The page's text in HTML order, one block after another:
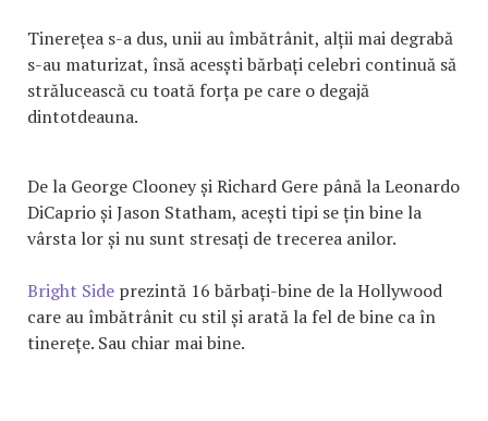
Tinerețea s-a dus, unii au îmbătrânit, alții mai degrabă
s-au maturizat, însă acesști bărbați celebri continuă să
strălucească cu toată forța pe care o degajă
dintotdeauna.
De la George Clooney și Richard Gere până la Leonardo
DiCaprio și Jason Statham, acești tipi se țin bine la
vârsta lor și nu sunt stresați de trecerea anilor.
Bright Side prezintă 16 bărbați-bine de la Hollywood
care au îmbătrânit cu stil și arată la fel de bine ca în
tinerețe. Sau chiar mai bine.